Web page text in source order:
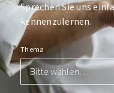
Sprechen Sie uns
kennenzulernen.
Thema